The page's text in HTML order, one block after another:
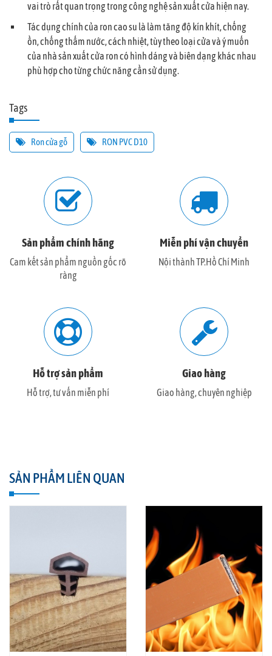
vai trò rất quan trọng trong công nghệ sản xuất cửa hiện nay.
Tác dụng chính của ron cao su là làm tăng độ kín khít, chống
ồn, chống thấm nước, cách nhiệt, tùy theo loại cửa và ý muốn
của nhà sản xuất cửa ron có hình dáng và biên dạng khác nhau
phù hợp cho từng chức năng cần sử dụng.
Tags
Ron cửa gỗ RON PVC D10
Sản phẩm chính hãng
Cam kết sản phẩm nguồn gốc rõ
ràng
Miễn phí vận chuyển
Nội thành TP.Hồ Chí Minh
Hỗ trợ sản phẩm
Hỗ trợ, tư vấn miễn phí
Giao hàng
Giao hàng, chuyên nghiệp
SẢN PHẨM LIÊN QUAN